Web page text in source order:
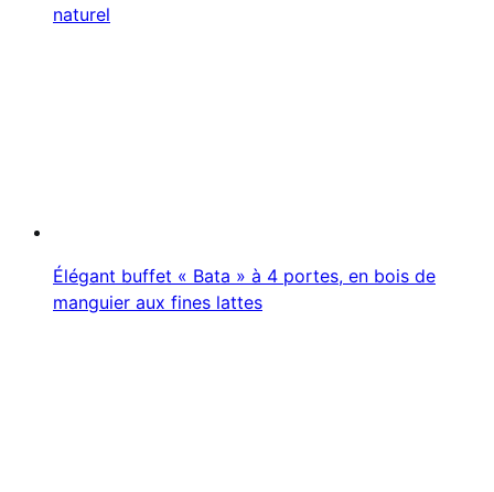
naturel
Élégant buffet « Bata » à 4 portes, en bois de
manguier aux fines lattes